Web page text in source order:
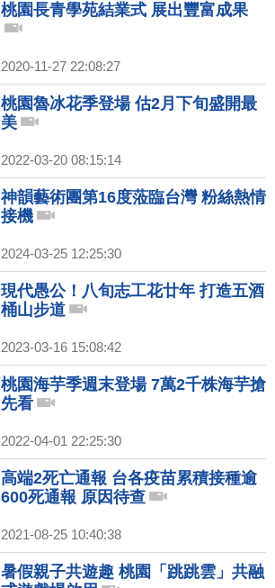
桃園長青學苑結業式 展出豐富成果
2020-11-27 22:08:27
桃園魯冰花季登場 估2月下旬盛開最
美
2022-03-20 08:15:14
神韻藝術團第16度蒞臨台灣 粉絲熱情
接機
2024-03-25 12:25:30
現代愚公！八旬志工花廿年 打造五酒
桶山步道
2023-03-16 15:08:42
桃園海芋季週末登場 7萬2千株海芋搶
先看
2022-04-01 22:25:30
高端2死亡通報 台各疫苗累積接種逾
600死通報 原因待查
2021-08-25 10:40:38
暑假親子共遊趣 桃園「跳跳雲」共融